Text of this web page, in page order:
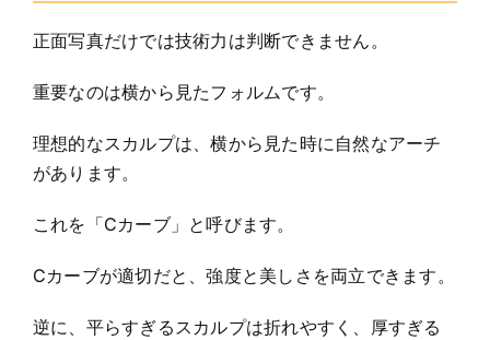
正面写真だけでは技術力は判断できません。
重要なのは横から見たフォルムです。
理想的なスカルプは、横から見た時に自然なアーチ
があります。
これを「Cカーブ」と呼びます。
Cカーブが適切だと、強度と美しさを両立できます。
逆に、平らすぎるスカルプは折れやすく、厚すぎる